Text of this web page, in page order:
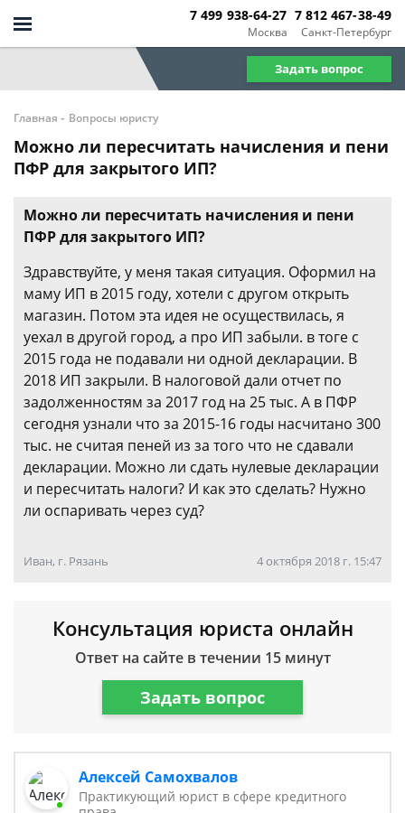
Москва
7 499 938-64-27
Санкт-Петербург
7 812 467-38-49
Задать вопрос
Главная - Вопросы юристу
Можно ли пересчитать начисления и пени
ПФР для закрытого ИП?
Можно ли пересчитать начисления и пени
ПФР для закрытого ИП?
Здравствуйте, у меня такая ситуация. Оформил на
маму ИП в 2015 году, хотели с другом открыть
магазин. Потом эта идея не осуществилась, я
уехал в другой город, а про ИП забыли. в тоге с
2015 года не подавали ни одной декларации. В
2018 ИП закрыли. В налоговой дали отчет по
задолженностям за 2017 год на 25 тыс. А в ПФР
сегодня узнали что за 2015-16 годы насчитано 300
тыс. не считая пеней из за того что не сдавали
декларации. Можно ли сдать нулевые декларации
и пересчитать налоги? И как это сделать? Нужно
ли оспаривать через суд?
Иван, г. Рязань 4 октября 2018 г. 15:47
Консультация юриста онлайн
Ответ на сайте в течении 15 минут
Задать вопрос
Алексей Самохвалов
Практикующий юрист в сфере кредитного